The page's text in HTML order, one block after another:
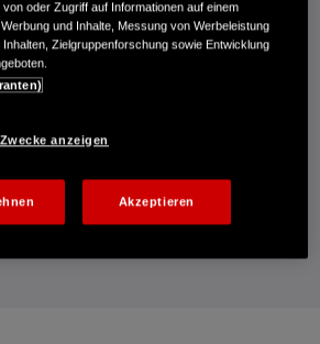
oder Zugriff auf Informationen auf einem
und Inhalte, Messung von Werbeleistung
Zielgruppenforschung sowie Entwicklung
Zwecke anzeigen
Akzeptieren